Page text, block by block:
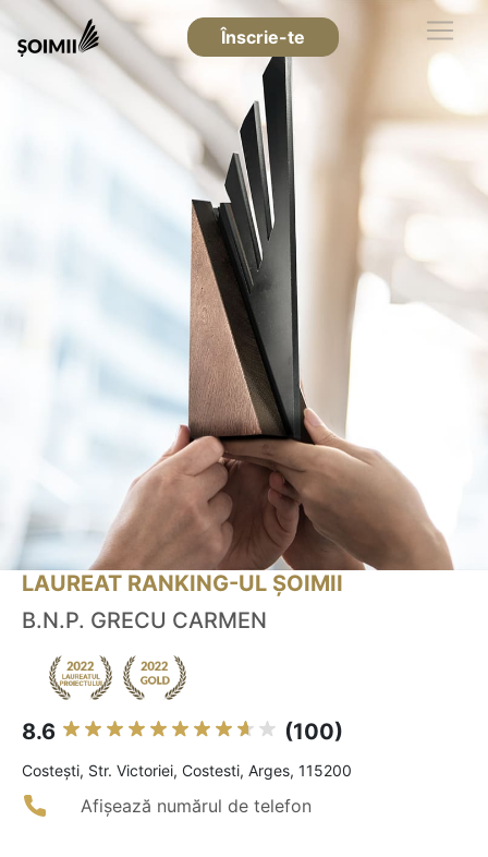
Înscrie-te
LAUREAT RANKING-UL ȘOIMII
B.N.P. GRECU CARMEN
8.6 (100)
Costeşti, Str. Victoriei, Costesti, Arges, 115200
Afișează numărul de telefon